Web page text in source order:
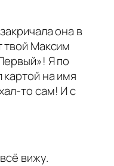
она в
твой Максим
Я по
на имя
то сам! И с
вижу.